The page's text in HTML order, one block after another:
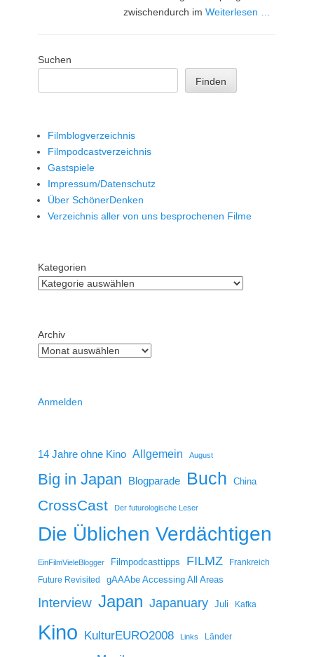
zwischendurch imWeiterlesen …
Suchen
Finden
Filmblogverzeichnis
Filmpodcastverzeichnis
Gastspiele
Impressum/Datenschutz
Über SchönerDenken
Verzeichnis aller von uns besprochenen Filme
Kategorien
Archiv
Anmelden
14 Jahre ohne Kino Allgemein August
Big in Japan Blogparade Buch China
CrossCast Der futurologische Leser
Die Üblichen Verdächtigen
EinFilmVieleBlogger Filmpodcasttipps FILMZ
Frankreich
Future Revisited
gAAAbe Accessing All Areas
Interview Japan Japanuary Juli Kafka
Kino KulturEURO2008 Links Länder